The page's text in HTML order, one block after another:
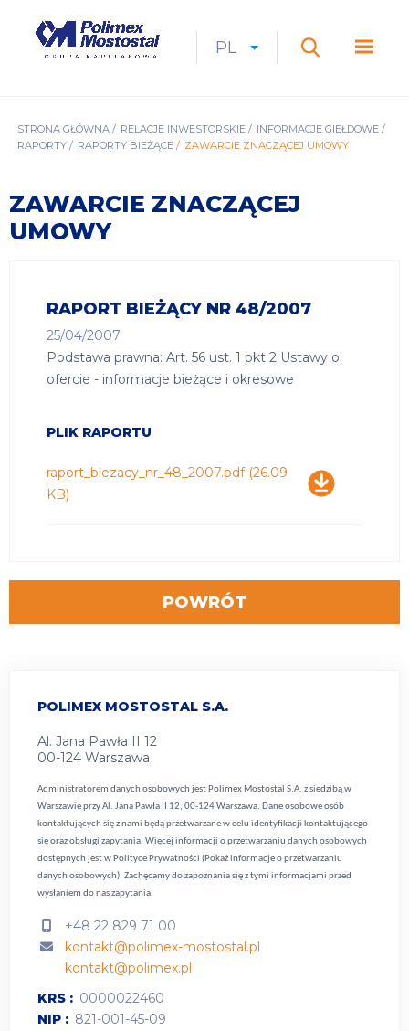
Mostostal
CURRENT
PL
ROZWIŃ
LANGUAGESZUKAJ
ŚCIEŻKA
NAWIGACYJNA
STRONA GŁÓWNA RELACJE INWESTORSKIE
INFORMACJE GIEŁDOWE
RAPORTY
RAPORTY BIEŻĄCE ZAWARCIE ZNACZĄCEJ UMOWY
POLIMEX MOSTOSTAL S.A.
Al. Jana Pawła II 12
00-124 Warszawa
Administratorem danych osobowych jest Polimex Mostostal S.A. z siedzibą w
Warszawie przy Al. Jana Pawła II 12, 00-124 Warszawa. Dane osobowe osób
kontaktujących się z nami będą przetwarzane w celu identyfikacji kontaktującego
się oraz obsługi zapytania. Więcej informacji o przetwarzaniu danych osobowych
dostępnych jest w Polityce Prywatności (Pokaż informacje o przetwarzaniu
danych osobowych). Zachęcamy do zapoznania się z tymi informacjami przed
wysłaniem do nas zapytania.
+48 22 829 71 00
kontakt@polimex-mostostal.pl
kontakt@polimex.pl
KRS
0000022460
NIP
821-001-45-09
ZAWARCIE ZNACZĄCEJ
UMOWY
RAPORT BIEŻĄCY NR 48/2007
25/04/2007
Podstawa prawna: Art. 56 ust. 1 pkt 2 Ustawy o
ofercie - informacje bieżące i okresowe
PLIK RAPORTU
Pobierz
raport_biezacy_nr_48_2007.pdf (26.09
KB)
POWRÓT